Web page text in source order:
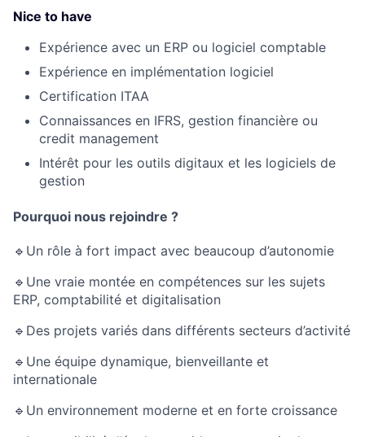
Nice to have
Expérience avec un ERP ou logiciel comptable
Expérience en implémentation logiciel
Certification ITAA
Connaissances en IFRS, gestion financière ou
credit management
Intérêt pour les outils digitaux et les logiciels de
gestion
Pourquoi nous rejoindre ?
🔹Un rôle à fort impact avec beaucoup d’autonomie
🔹Une vraie montée en compétences sur les sujets
ERP, comptabilité et digitalisation
🔹Des projets variés dans différents secteurs d’activité
🔹Une équipe dynamique, bienveillante et
internationale
🔹Un environnement moderne et en forte croissance